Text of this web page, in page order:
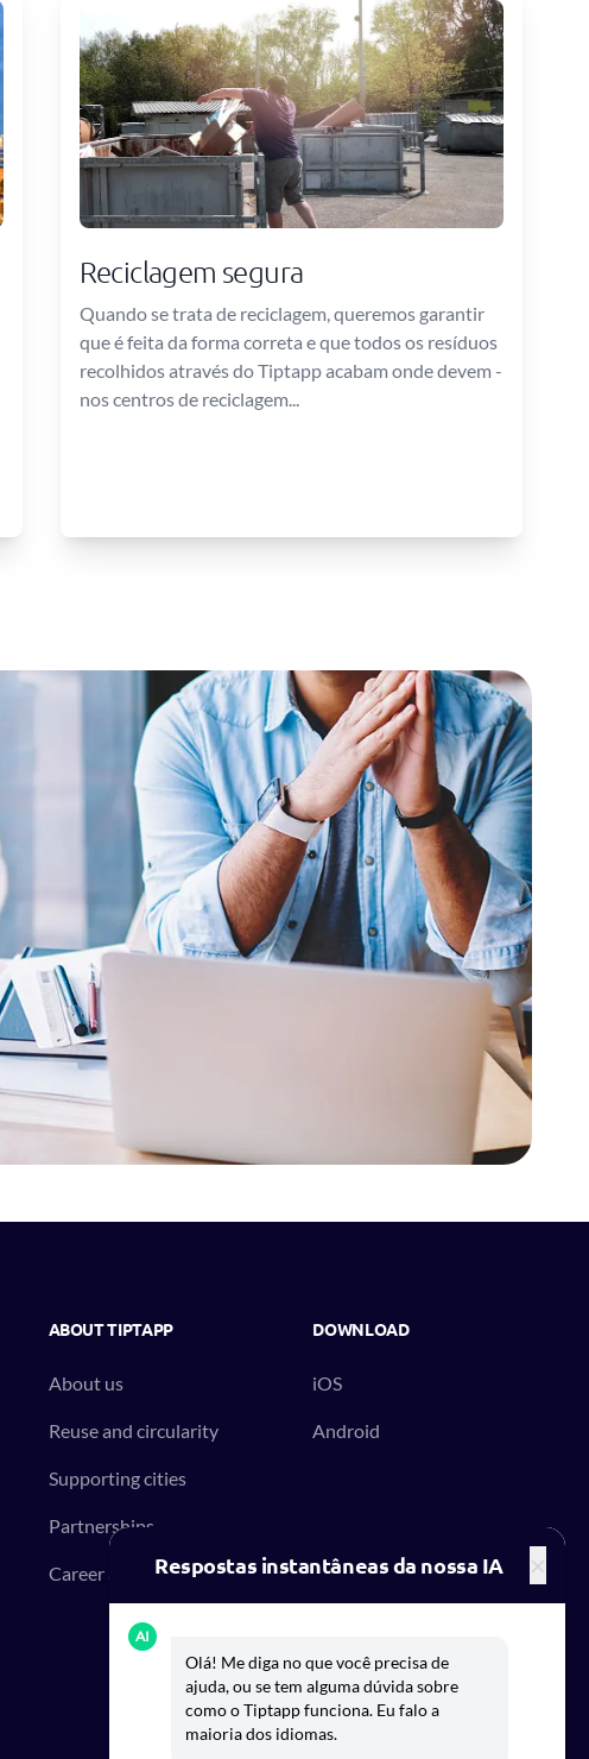
Reciclagem segura
Quando se trata de reciclagem, queremos garantir
que é feita da forma correta e que todos os resíduos
recolhidos através do Tiptapp acabam onde devem -
nos centros de reciclagem...
ABOUT TIPTAPP
About us
Reuse and circularity
Supporting cities
Partnerships
Career at Tiptapp
DOWNLOAD
iOS
Android
Respostas instantâneas da nossa IA ×
AI
Olá! Me diga no que você precisa de
ajuda, ou se tem alguma dúvida sobre
como o Tiptapp funciona. Eu falo a
maioria dos idiomas.